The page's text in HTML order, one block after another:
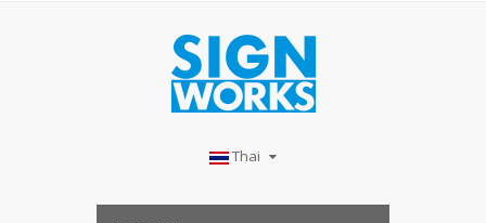
Thai